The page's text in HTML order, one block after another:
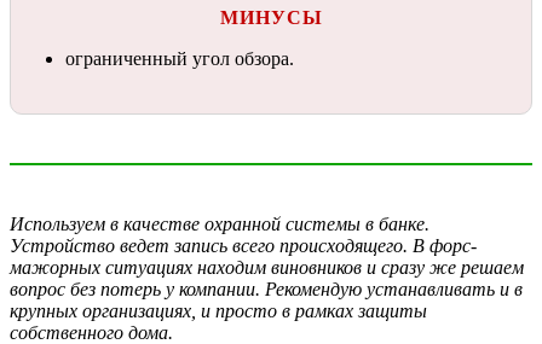
МИНУСЫ
ограниченный угол обзора.
Используем в качестве охранной системы в банке.
Устройство ведет запись всего происходящего. В форс-
мажорных ситуациях находим виновников и сразу же решаем
вопрос без потерь у компании. Рекомендую устанавливать и в
крупных организациях, и просто в рамках защиты
собственного дома.